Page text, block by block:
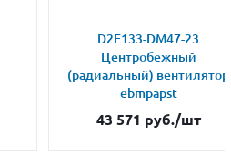
D2E133-DM47-23
Центробежный
(радиальный) вентилятор
ebmpapst
43 571 руб./шт